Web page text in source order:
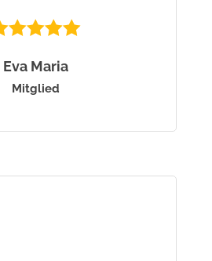
Eva Maria
Mitglied